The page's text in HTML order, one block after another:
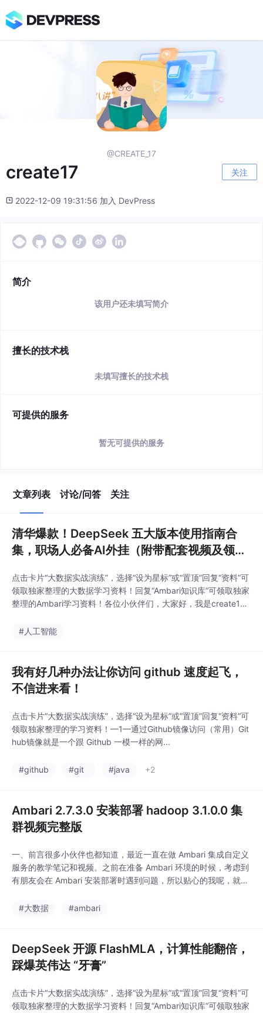
@CREATE_17
create17 关注
2022-12-09 19:31:56 加入 DevPress
简介
该用户还未填写简介
擅长的技术栈
未填写擅长的技术栈
可提供的服务
暂无可提供的服务
文章列表 讨论/问答 关注
清华爆款！DeepSeek 五大版本使用指南合
集，职场人必备AI外挂（附带配套视频及领取
点击卡片“大数据实战演练”，选择“设为星标”或“置顶”回复“资料”可
领取独家整理的大数据学习资料！回复“Ambari知识库”可领取独家
整理的Ambari学习资料！各位小伙伴们，大家好，我是create1
布的 DeepSeek 使用手册爆火了！目前已经更新到五个版本，内
#人工智能
我有好几种办法让你访问 github 速度起飞，
不信进来看！
点击卡片“大数据实战演练”，选择“设为星标”或“置顶”回复“资料”可
领取独家整理的学习资料！—1—通过Github镜像访问（常用）Git
hub镜像就是一个跟 Github 一模一样的网...
#github #git #java +2
Ambari 2.7.3.0 安装部署 hadoop 3.1.0.0 集
群视频完整版
一、前言很多小伙伴也都知道，最近一直在做 Ambari 集成自定义
服务的教学笔记和视频。之前在准备 Ambari 环境的时候，考虑到
有朋友会在 Ambari 安装部署时遇到问题，所以贴心的我呢，就在
分钟，将近1个半小时，附带移除 SmartSense 服务及 FAQ 。也
#大数据 #ambari
DeepSeek 开源 FlashMLA，计算性能翻倍，
踩爆英伟达 “牙膏”
点击卡片“大数据实战演练”，选择“设为星标”或“置顶”回复“资料”可
领取独家整理的大数据学习资料！回复“Ambari知识库”可领取独家